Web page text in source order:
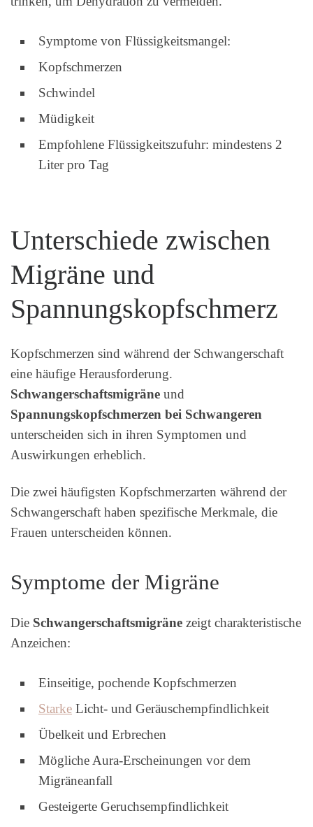
Symptome von Flüssigkeitsmangel:
Kopfschmerzen
Schwindel
Müdigkeit
Empfohlene Flüssigkeitszufuhr: mindestens 2
Liter pro Tag
Unterschiede zwischen
Migräne und
Spannungskopfschmerz
Kopfschmerzen sind während der Schwangerschaft
eine häufige Herausforderung.
Schwangerschaftsmigräne und
Spannungskopfschmerzen bei Schwangeren
unterscheiden sich in ihren Symptomen und
Auswirkungen erheblich.
Die zwei häufigsten Kopfschmerzarten während der
Schwangerschaft haben spezifische Merkmale, die
Frauen unterscheiden können.
Symptome der Migräne
Die Schwangerschaftsmigräne zeigt charakteristische
Anzeichen:
Einseitige, pochende Kopfschmerzen
Starke Licht- und Geräuschempfindlichkeit
Übelkeit und Erbrechen
Mögliche Aura-Erscheinungen vor dem
Migräneanfall
Gesteigerte Geruchsempfindlichkeit